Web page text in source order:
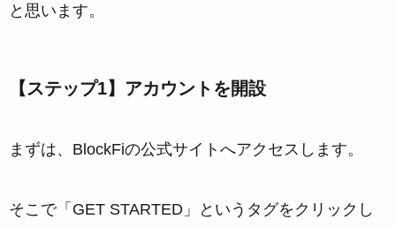
と思います。
【ステップ1】アカウントを開設
まずは、BlockFiの公式サイトへアクセスします。
そこで「GET STARTED」というタグをクリックし